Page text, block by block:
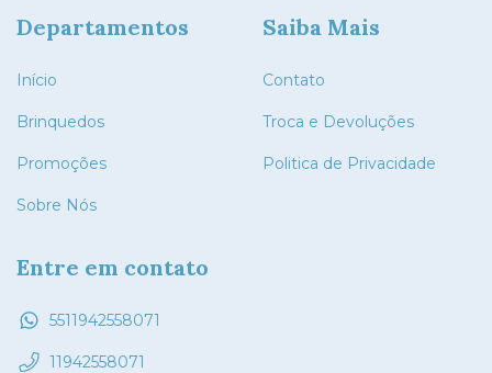
Departamentos
Início
Brinquedos
Promoções
Sobre Nós
Saiba Mais
Contato
Troca e Devoluções
Politica de Privacidade
Entre em contato
5511942558071
11942558071